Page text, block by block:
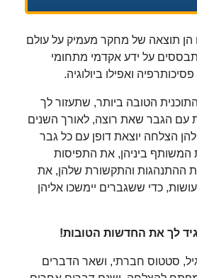
הן תוצאה של מחקר מעמיק על עולם
על ידע אקדמי מתחומי
פסיכותרפיה ואפילו ביולוגיה.
הטובה ביותר, שתעזור לך
עם הגבר שאת רוצה, לאורך השנים
הצלחה יוצאת דופן עם כל גבר
המשותף ביניהן, את התפיסות
ההתנהגות והתקשורת שלהן, את
כדי ששגברים יימשכו אליהן
לך את החדשות הטובות!
סטטוס חברתי, ושאר הדברים